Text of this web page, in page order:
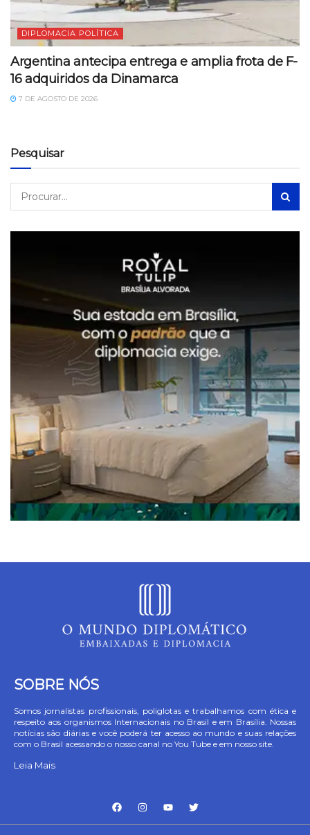
DIPLOMACIA POLÍTICA
Argentina antecipa entrega e amplia frota de F-
16 adquiridos da Dinamarca
7 DE AGOSTO DE 2026
Pesquisar
SOBRE NÓS
Somos jornalistas profissionais, poliglotas e trabalhamos com ética e
respeito aos organismos Internacionais no Brasil e em Brasília. Nossas
notícias são diárias e você poderá ter acesso ao mundo e suas relações
com o Brasil acessando o nosso canal no You Tube e em nosso site.
Leia Mais